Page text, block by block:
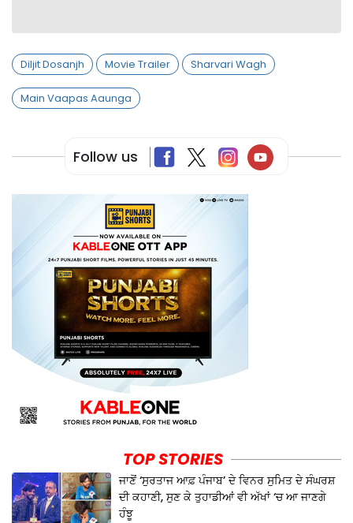
Diljit Dosanjh Movie Trailer Sharvari Wagh
Main Vaapas Aaunga
Follow us
TOP STORIES
ਜਾਣੋਂ ‘ਸੁਰਤਾਜ ਆਫ਼ ਪੰਜਾਬ’ ਦੇ ਵਿਨਰ ਸੁਮਿਤ ਦੇ ਸੰਘਰਸ਼
ਦੀ ਕਹਾਣੀ, ਸੁਣ ਕੇ ਤੁਹਾਡੀਆਂ ਵੀ ਅੱਖਾਂ ‘ਚ ਆ ਜਾਣਗੇ
ਹੰਝੂ